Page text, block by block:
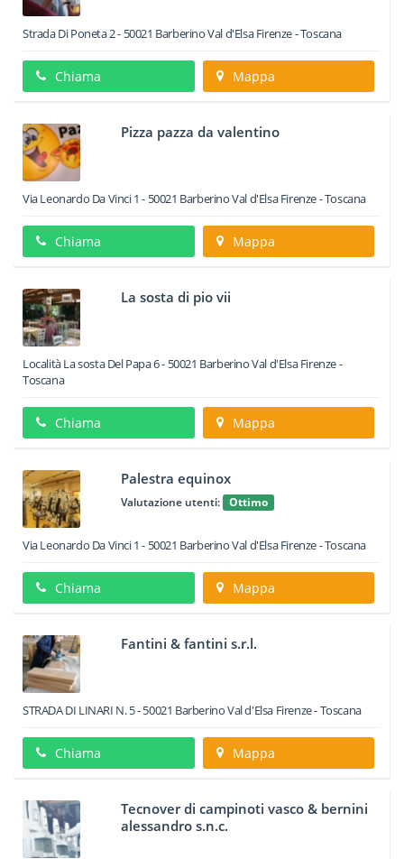
Strada Di Poneta 2- 50021 Barberino Val d'ElsaFirenze -Toscana
Chiama Mappa
Pizza pazza da valentino
Via Leonardo Da Vinci 1 - 50021 Barberino Val d'ElsaFirenze -Toscana
Chiama Mappa
La sosta di pio vii
Località La sosta Del Papa 6- 50021 Barberino Val d'ElsaFirenze -
Toscana
Chiama Mappa
Palestra equinox
Valutazione utenti: Ottimo
Via Leonardo Da Vinci 1 - 50021 Barberino Val d'ElsaFirenze -Toscana
Chiama Mappa
Fantini & fantini s.r.l.
STRADA DI LINARI N. 5-50021 Barberino Val d'Elsa Firenze -Toscana
Chiama Mappa
Tecnover di campinoti vasco & bernini
alessandro s.n.c.